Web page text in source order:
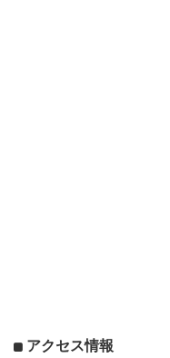
アクセス情報